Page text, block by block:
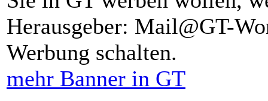
Herausgeber: Mail@GT-
Werbung schalten.
mehr Banner in GT